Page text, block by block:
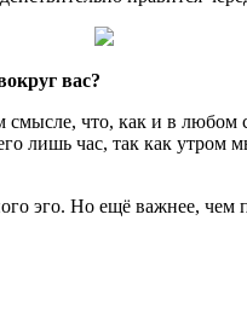
вас?
что, как и в любом
лишь час, так как
эго. Но ещё важнее,